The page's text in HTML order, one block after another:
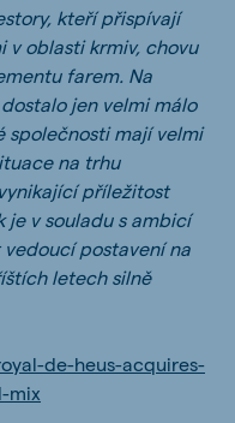
kteří přispívají
v oblasti krmiv, chovu
farem. Na
jen velmi málo
společnosti mají velmi
na trhu
příležitost
je v souladu s ambicí
postavení na
letech silně
de-heus-acquires-
mix